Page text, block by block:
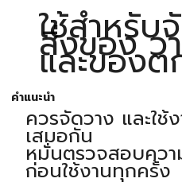
ใช้สำหรับ
สิ่งของ ว
และของ
คำแนะนำ
ควรจัดวาง และใ
เสมอกัน
หมั่นตรวจสอบคว
ก่อนใช้งานทุกครั้ง